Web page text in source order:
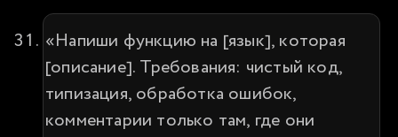
«Напиши функцию на [язык], которая
[описание]. Требования: чистый код,
типизация, обработка ошибок,
комментарии только там, где они